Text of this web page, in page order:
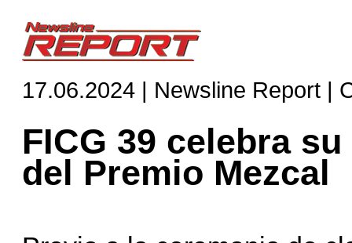
17.06.2024 | Newsline Report |
FICG 39 celebra
del Premio Mezcal